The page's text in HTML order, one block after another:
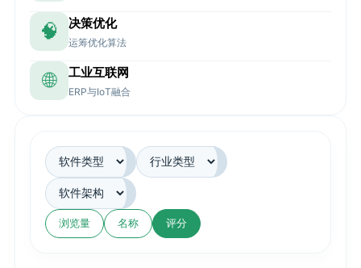
🧠 决策优化
运筹优化算法
🌐 工业互联网
ERP与IoT融合
浏览量 名称 评分